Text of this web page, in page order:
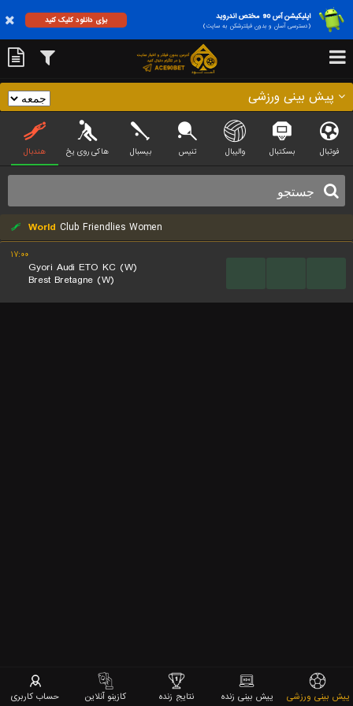
اپلیکیشن آس 90 مختص اندروید
(دسترسی آسان و بدون فیلترشکن به سایت)
برای دانلود کلیک کنید
پیش بینی ورزشی
فوتبال بسکتبال والیبال تنیس بیسبال هاکی روی یخ هندبال
World Club Friendlies Women
۱۷:۰۰
Gyori Audi ETO KC (W)
Brest Bretagne (W)
پیش بینی ورزشی پیش بینی زنده نتایج زنده کازینو آنلاین حساب کاربری